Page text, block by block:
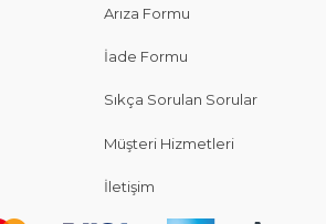
Arıza Formu
İade Formu
Sıkça Sorulan Sorular
Müşteri Hizmetleri
İletişim